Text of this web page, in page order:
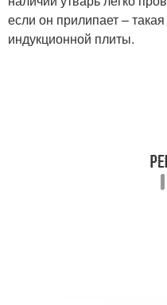
если он прилипает –
индукционной плиты.